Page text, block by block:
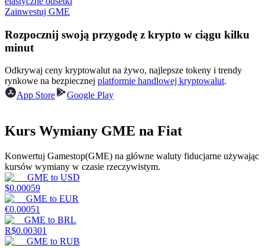
Zarabiać
Mocna Świnka
Codziennie zdobywaj konkurencyjne nagrody
Zainwestuj GME
Rozpocznij swoją przygodę z krypto w ciągu kilku
minut
Odkrywaj ceny kryptowalut na żywo, najlepsze tokeny i trendy
rynkowe na bezpiecznej platformie handlowej kryptowalut.
App Store
Google Play
Kurs Wymiany GME na Fiat
Konwertuj Gamestop(GME) na główne waluty fiducjarne używając
kursów wymiany w czasie rzeczywistym.
GME to USD
$0.00059
GME to EUR
€0.00051
GME to BRL
R$0.00301
GME to RUB